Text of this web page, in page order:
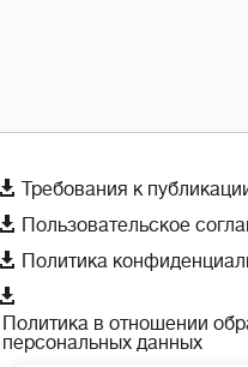
 Требования к
 Пользовательское
 Политика

Политика в отношении
персональных данных